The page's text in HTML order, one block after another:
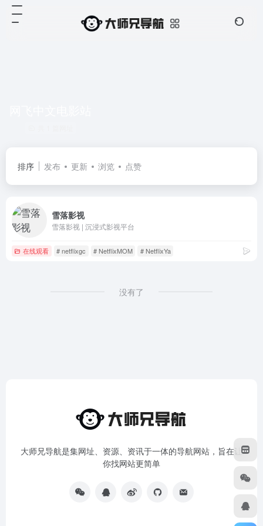
排序 发布 更新 浏览 点赞
雪落影视
雪落影视 | 沉浸式影视平台
在线观看 # netflixgc # NetflixMOM # NetflixYa
没有了
大师兄导航是集网址、资源、资讯于一体的导航网站，旨在让
你找网站更简单